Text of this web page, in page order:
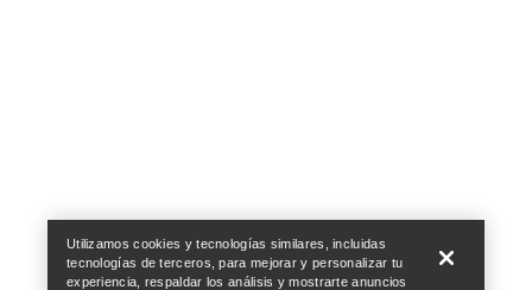
Utilizamos cookies y tecnologías similares, incluidas
tecnologías de terceros, para mejorar y personalizar tu
experiencia, respaldar los análisis y mostrarte anuncios